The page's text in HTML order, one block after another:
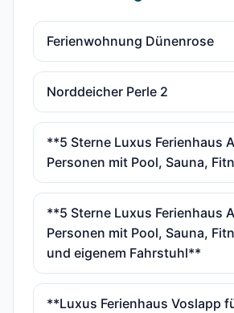
Ferienwohnung Dünenrose
Norddeicher Perle 2
**5 Sterne Luxus Ferienhaus
Personen mit Pool, Sauna,
**5 Sterne Luxus Ferienhaus
Personen mit Pool, Sauna,
und eigenem Fahrstuhl**
**Luxus Ferienhaus Voslapp